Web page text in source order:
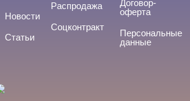
Cвернуть
Новости
Статьи
Распродажа
Соцконтракт
Договор-
оферта
Персональные
данные